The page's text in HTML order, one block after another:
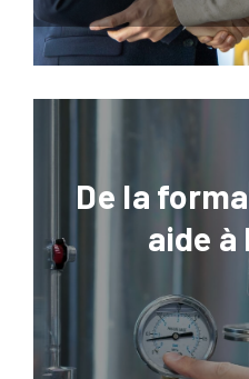
De la
aide à